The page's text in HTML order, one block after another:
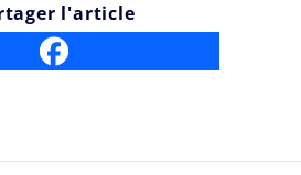
l'article